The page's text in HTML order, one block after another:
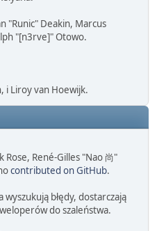
"Runic" Deakin, Marcus
"[n3rve]" Otowo.
i Liroy van Hoewijk.
René-Gilles "Nao 尚"
contributed on GitHub.
błędy, dostarczają
do szaleństwa.